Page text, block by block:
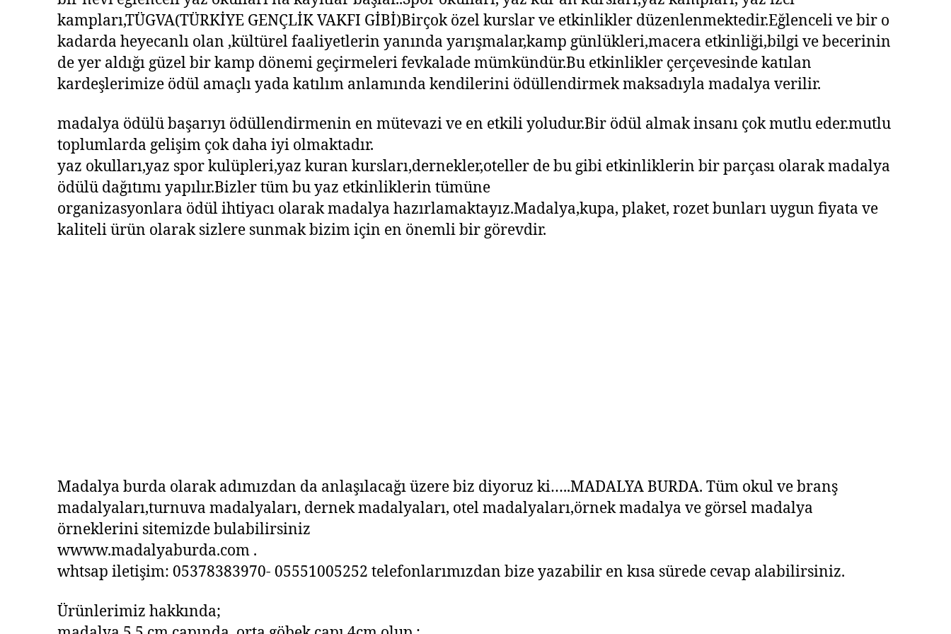
kampları,TÜGVA(TÜRKİYE GENÇLİK VAKFI GİBİ)Birçok özel kurslar ve etkinlikler düzenlenmektedir.Eğlenceli ve bir o
kadarda heyecanlı olan ,kültürel faaliyetlerin yanında yarışmalar,kamp günlükleri,macera etkinliği,bilgi ve becerinin
de yer aldığı güzel bir kamp dönemi geçirmeleri fevkalade mümkündür.Bu etkinlikler çerçevesinde katılan
kardeşlerimize ödül amaçlı yada katılım anlamında kendilerini ödüllendirmek maksadıyla madalya verilir.
madalya ödülü başarıyı ödüllendirmenin en mütevazi ve en etkili yoludur.Bir ödül almak insanı çok mutlu eder.mutlu
toplumlarda gelişim çok daha iyi olmaktadır.
yaz okulları,yaz spor kulüpleri,yaz kuran kursları,dernekler,oteller de bu gibi etkinliklerin bir parçası olarak madalya
ödülü dağıtımı yapılır.Bizler tüm bu yaz etkinliklerin tümüne
organizasyonlara ödül ihtiyacı olarak madalya hazırlamaktayız.Madalya,kupa, plaket, rozet bunları uygun fiyata ve
kaliteli ürün olarak sizlere sunmak bizim için en önemli bir görevdir.
Madalya burda olarak adımızdan da anlaşılacağı üzere biz diyoruz ki…..MADALYA BURDA. Tüm okul ve branş
madalyaları,turnuva madalyaları, dernek madalyaları, otel madalyaları,örnek madalya ve görsel madalya
örneklerini sitemizde bulabilirsiniz
wwww.madalyaburda.com .
whtsap iletişim: 05378383970- 05551005252 telefonlarımızdan bize yazabilir en kısa sürede cevap alabilirsiniz.
Ürünlerimiz hakkında;